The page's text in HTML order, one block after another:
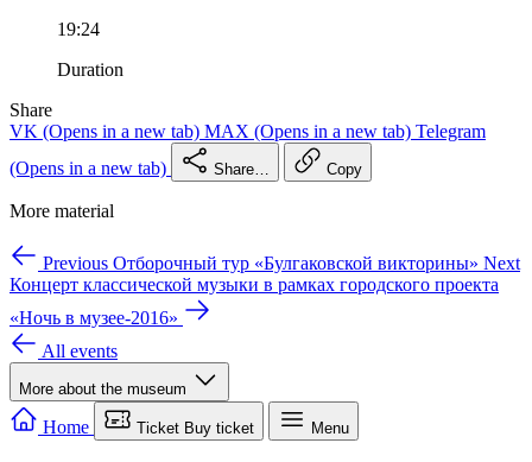
19:24
Duration
Share
VK (Opens in a new tab) MAX (Opens in a new tab) Telegram
(Opens in a new tab)
Share… Copy
More material
Previous Отборочный тур «Булгаковской викторины» Next
Концерт классической музыки в рамках городского проекта
«Ночь в музее-2016»
All events
More about the museum
We use cookies for site operation and analytics.